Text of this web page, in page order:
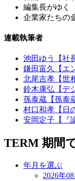
編集長がゆく
企業家たちの
連載執筆者
池田ゆう【社
鎌田富久【エ
北尾吉孝【世
鈴木康弘【デ
孫泰蔵【孫泰
村口和孝【日
安岡定子【『
TERM 期間
年月を選ぶ
2026年